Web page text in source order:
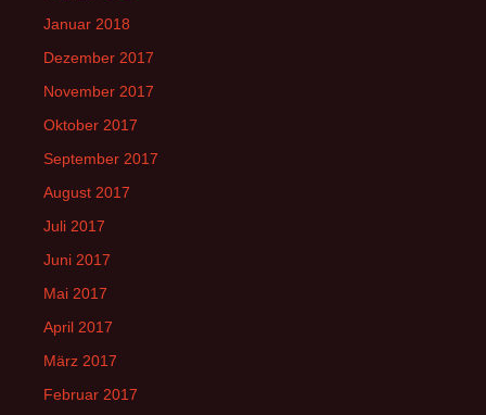
Januar 2018
Dezember 2017
November 2017
Oktober 2017
September 2017
August 2017
Juli 2017
Juni 2017
Mai 2017
April 2017
März 2017
Februar 2017